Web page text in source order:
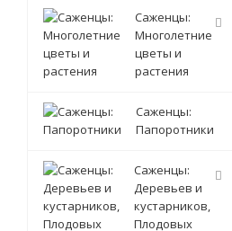
Саженцы:
Многолетние
цветы и
растения
Саженцы:
Папоротники
Саженцы:
Деревьев и
кустарников,
Плодовых